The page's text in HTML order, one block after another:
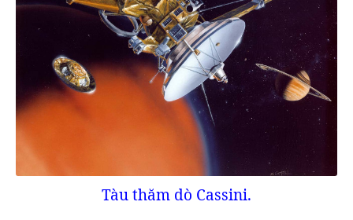
Tàu thăm dò Cassini.